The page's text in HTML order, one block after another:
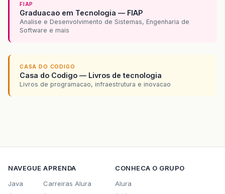
FIAP
Graduacao em Tecnologia — FIAP
Analise e Desenvolvimento de Sistemas, Engenharia de
Software e mais
CASA DO CODIGO
Casa do Codigo — Livros de tecnologia
Livros de programacao, infraestrutura e inovacao
NAVEGUE
Java
APRENDA
Carreiras Alura
CONHECA O GRUPO
Alura